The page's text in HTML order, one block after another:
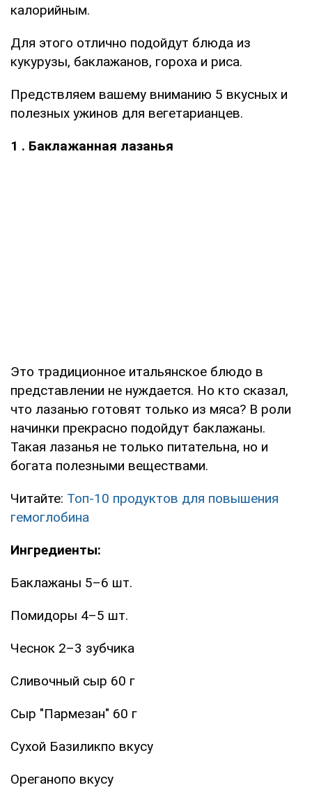
калорийным.
Для этого отлично подойдут блюда из
кукурузы, баклажанов, гороха и риса.
Предствляем вашему вниманию 5 вкусных и
полезных ужинов для вегетарианцев.
1 . Баклажанная лазанья
Это традиционное итальянское блюдо в
представлении не нуждается. Но кто сказал,
что лазанью готовят только из мяса? В роли
начинки прекрасно подойдут баклажаны.
Такая лазанья не только питательна, но и
богата полезными веществами.
Читайте: Топ-10 продуктов для повышения
гемоглобина
Ингредиенты:
Баклажаны 5–6 шт.
Помидоры 4–5 шт.
Чеснок 2–3 зубчика
Сливочный сыр 60 г
Сыр "Пармезан" 60 г
Сухой Базиликпо вкусу
Ореганопо вкусу